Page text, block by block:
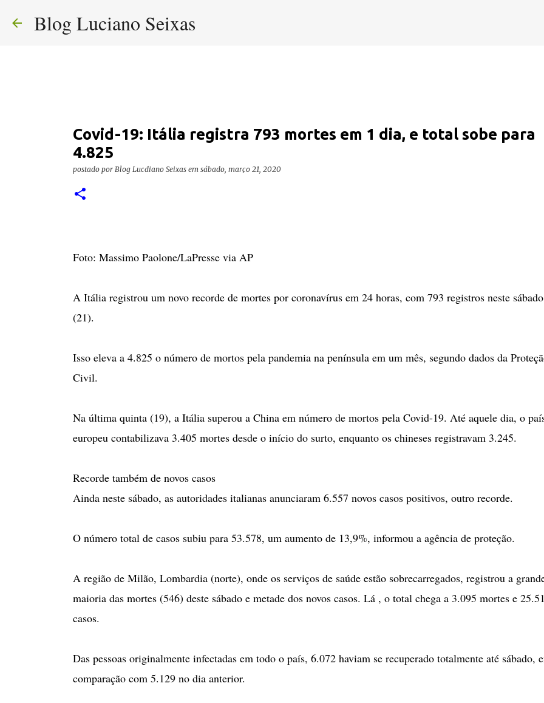
Blog Luciano Seixas
Covid-19: Itália registra 793 mortes em 1 dia, e total sobe para
4.825
postado por Blog Lucdiano Seixas em sábado, março 21, 2020
Foto: Massimo Paolone/LaPresse via AP
A Itália registrou um novo recorde de mortes por coronavírus em 24 horas, com 793 registros neste sábado
(21).
Isso eleva a 4.825 o número de mortos pela pandemia na península em um mês, segundo dados da
Civil.
Na última quinta (19), a Itália superou a China em número de mortos pela Covid-19. Até aquele dia, o
europeu contabilizava 3.405 mortes desde o início do surto, enquanto os chineses registravam 3.245.
Recorde também de novos casos
Ainda neste sábado, as autoridades italianas anunciaram 6.557 novos casos positivos, outro recorde.
O número total de casos subiu para 53.578, um aumento de 13,9%, informou a agência de proteção.
A região de Milão, Lombardia (norte), onde os serviços de saúde estão sobrecarregados, registrou a
maioria das mortes (546) deste sábado e metade dos novos casos. Lá , o total chega a 3.095 mortes e
casos.
Das pessoas originalmente infectadas em todo o país, 6.072 haviam se recuperado totalmente até sábado,
comparação com 5.129 no dia anterior.